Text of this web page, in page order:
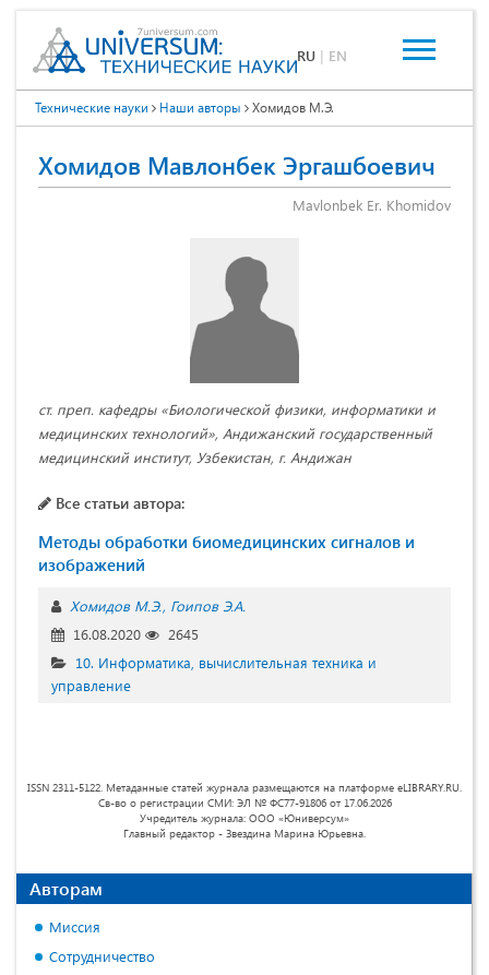
RU | EN
Технические науки Наши авторы Хомидов М.Э.
Хомидов Мавлонбек Эргашбоевич
Mavlonbek Er. Khomidov
ст. преп. кафедры «Биологической физики, информатики и
медицинских технологий», Андижанский государственный
медицинский институт, Узбекистан, г. Андижан
Все статьи автора:
Методы обработки биомедицинских сигналов и
изображений
Хомидов М.Э. Гоипов Э.А.
16.08.2020
2645
10. Информатика, вычислительная техника и
управление
ISSN 2311-5122. Метаданные статей журнала размещаются на платформе eLIBRARY.RU.
Св-во о регистрации СМИ: ЭЛ № ФС77-91806 от 17.06.2026
Учредитель журнала: ООО «Юниверсум»
Главный редактор - Звездина Марина Юрьевна.
Авторам
Миссия
Сотрудничество